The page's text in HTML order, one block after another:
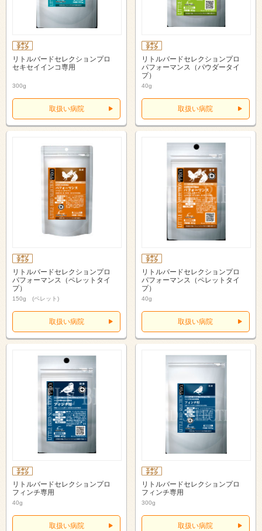
リトルバードセレクションプロ
セキセイインコ専用
300g
取扱い病院
リトルバードセレクションプロ
パフォーマンス（パウダータイ
プ）
40g
取扱い病院
リトルバードセレクションプロ
パフォーマンス（ペレットタイ
プ）
150g (ペレット)
取扱い病院
リトルバードセレクションプロ
パフォーマンス（ペレットタイ
プ）
40g
取扱い病院
リトルバードセレクションプロ
フィンチ専用
40g
取扱い病院
リトルバードセレクションプロ
フィンチ専用
300g
取扱い病院